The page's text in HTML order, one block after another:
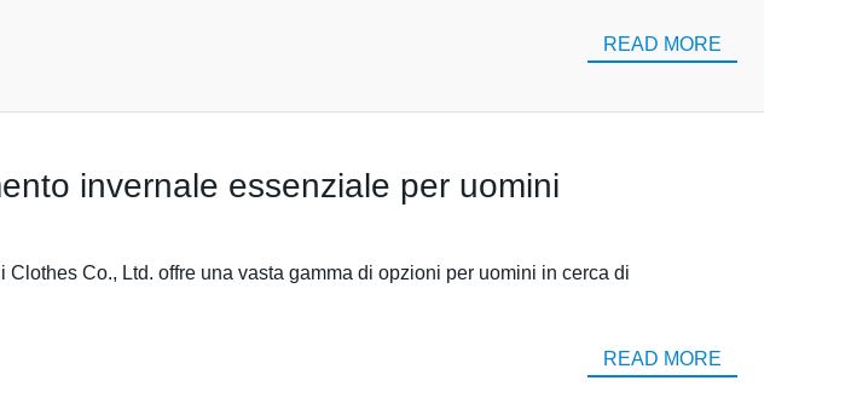
READ MORE
invernale essenziale per uomini
Co., Ltd. offre una vasta gamma di opzioni per uomini in cerca di
READ MORE